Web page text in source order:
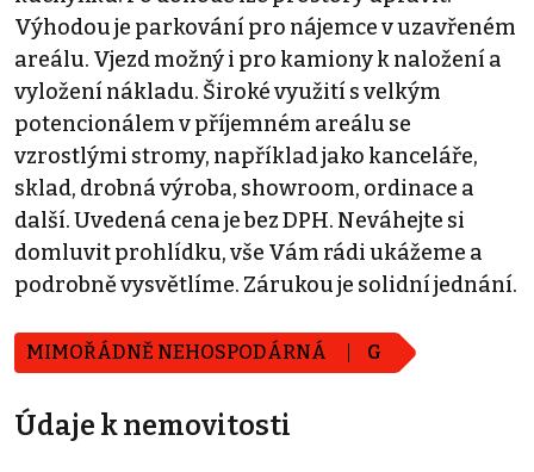
Výhodou je parkování pro nájemce v uzavřeném
areálu. Vjezd možný i pro kamiony k naložení a
vyložení nákladu. Široké využití s velkým
potencionálem v příjemném areálu se
vzrostlými stromy, například jako kanceláře,
sklad, drobná výroba, showroom, ordinace a
další. Uvedená cena je bez DPH. Neváhejte si
domluvit prohlídku, vše Vám rádi ukážeme a
podrobně vysvětlíme. Zárukou je solidní jednání.
MIMOŘÁDNĚ NEHOSPODÁRNÁ G
Údaje k nemovitosti